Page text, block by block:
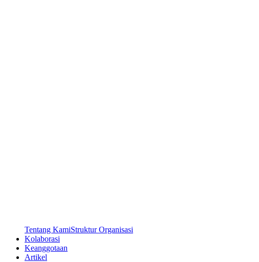
Tentang KamiStruktur Organisasi
Kolaborasi
Keanggotaan
Artikel